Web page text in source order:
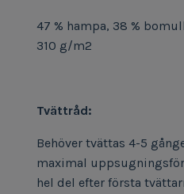
47 % hampa, 38 %
310 g/m2
Tvättråd:
Behöver tvättas 4-5
maximal
hel del efter första